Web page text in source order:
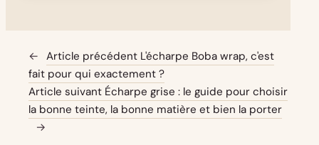
← Article précédent L'écharpe Boba wrap, c'est
fait pour qui exactement ?
Article suivant Écharpe grise : le guide pour choisir
la bonne teinte, la bonne matière et bien la porter
→